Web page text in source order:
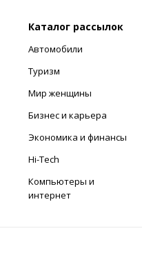
Каталог рассылок
Автомобили
Туризм
Мир женщины
Бизнес и карьера
Экономика и финансы
Hi-Tech
Компьютеры и
интернет